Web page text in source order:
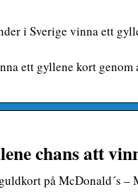
i Sverige vinna ett
ett gyllene kort
chans att
på McDonald´s –